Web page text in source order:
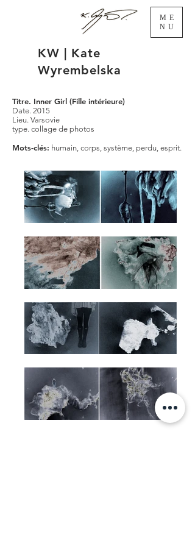
ME
NU
KW | Kate
Wyrembelska
Titre. Inner Girl (Fille intérieure)
Date. 2015
Lieu. Varsovie
type. collage de photos
Mots-clés: humain, corps, système, perdu, esprit.